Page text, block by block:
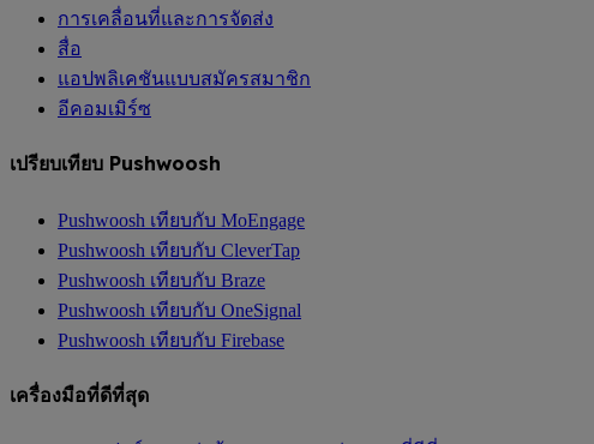
การเคลื่อนที่และการจัดส่ง
สื่อ
แอปพลิเคชันแบบสมัครสมาชิก
อีคอมเมิร์ซ
เปรียบเทียบ Pushwoosh
Pushwoosh เทียบกับ MoEngage
Pushwoosh เทียบกับ CleverTap
Pushwoosh เทียบกับ Braze
Pushwoosh เทียบกับ OneSignal
Pushwoosh เทียบกับ Firebase
เครื่องมือที่ดีที่สุด